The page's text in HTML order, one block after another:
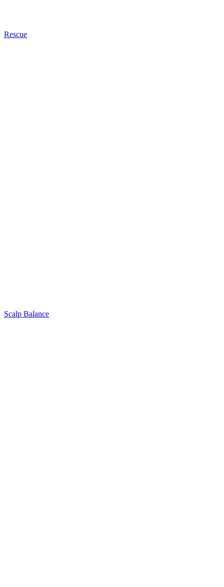
Rescue
Scalp Balance